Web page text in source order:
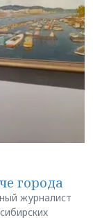
города
журналист